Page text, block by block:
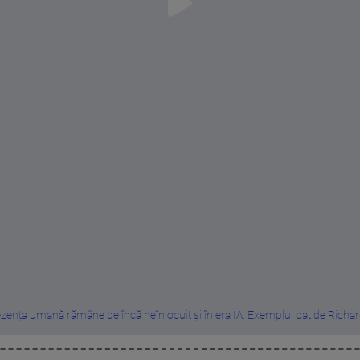
umană rămâne de încă neînlocuit și în era IA. Exemplul dat de